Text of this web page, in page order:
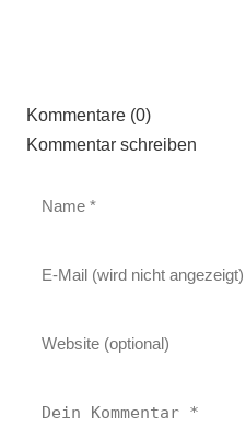
Kommentare (0)
Kommentar schreiben